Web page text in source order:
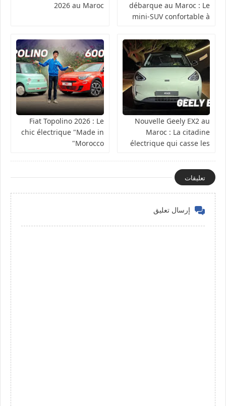
débarque au Maroc : Le
mini-SUV confortable à
2026 au Maroc
Nouvelle Geely EX2 au
Maroc : La citadine
électrique qui casse les
Fiat Topolino 2026 : Le
chic électrique "Made in
Morocco"
تعليقات
إرسال تعليق